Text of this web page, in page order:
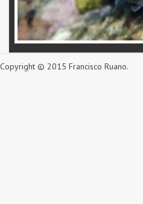
Copyright © 2015 Francisco Ruano.